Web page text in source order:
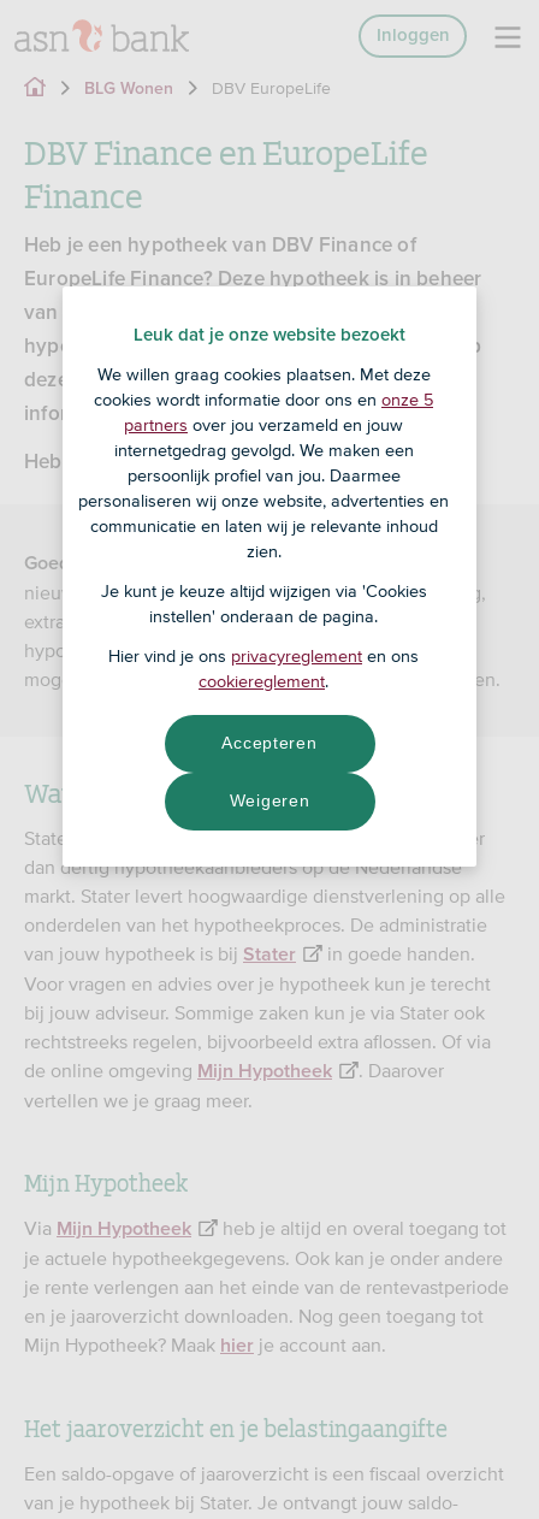
Inloggen
BLG Wonen DBV EuropeLife
DBV Finance en EuropeLife
Finance
Heb je een hypotheek van DBV Finance of
EuropeLife Finance? Deze hypotheek is in beheer
van ASN Bank. De administratie van deze
hypotheken hebben wij uitbesteed aan Stater. Op
deze pagina geven we je meer
informatie.
Heb je nog vragen? Ga dan naar je adviseur.
Goed om te weten
: deze hypotheek kun je niet meer
nieuw afsluiten. Het is wel mogelijk om een verhoging,
extra aflossing of andere wijziging van je bestaande
hypotheek aan te vragen. Vraag je adviseur naar de
mogelijkheden. Houd hierbij rekening met advieskosten.
Wat is Stater?
Stater is een dienstverlener die werkzaam is voor meer
dan dertig hypotheekaanbieders op de Nederlandse
markt. Stater levert hoogwaardige dienstverlening op alle
onderdelen van het hypotheekproces. De administratie
van jouw hypotheek is bij Stater
in goede handen.
Voor vragen en advies over je hypotheek kun je terecht
bij jouw adviseur. Sommige zaken kun je via Stater ook
rechtstreeks regelen, bijvoorbeeld extra aflossen. Of via
de online omgeving Mijn Hypotheek
. Daarover
vertellen we je graag meer.
Mijn Hypotheek
Via Mijn Hypotheek
heb je altijd en overal toegang tot
je actuele hypotheekgegevens. Ook kan je onder andere
je rente verlengen aan het einde van de rentevastperiode
en je jaaroverzicht downloaden. Nog geen toegang tot
Mijn Hypotheek? Maak hier je account aan.
Het jaaroverzicht en je belastingaangifte
Een saldo-opgave of jaaroverzicht is een fiscaal overzicht
van je hypotheek bij Stater. Je ontvangt jouw saldo-
Leuk dat je onze website bezoekt
We willen graag cookies plaatsen. Met deze
cookies wordt informatie door ons en onze 5
partners over jou verzameld en jouw
internetgedrag gevolgd. We maken een
persoonlijk profiel van jou. Daarmee
personaliseren wij onze website, advertenties en
communicatie en laten wij je relevante inhoud
zien.
Je kunt je keuze altijd wijzigen via 'Cookies
instellen' onderaan de pagina.
Hier vind je ons privacyreglement en ons
cookiereglement.
Weigeren
Accepteren